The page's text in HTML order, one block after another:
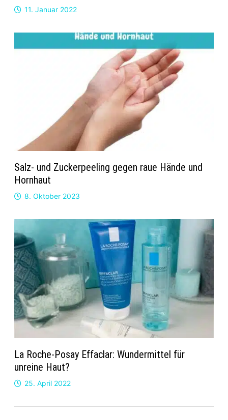
11. Januar 2022
Salz- und Zuckerpeeling gegen raue Hände und
Hornhaut
8. Oktober 2023
La Roche-Posay Effaclar: Wundermittel für
unreine Haut?
25. April 2022